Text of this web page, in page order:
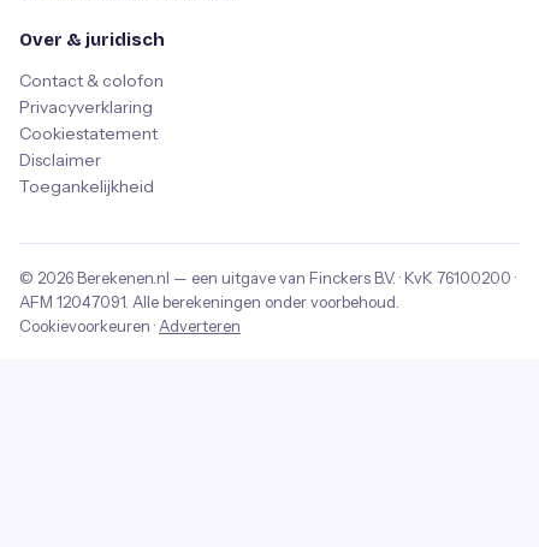
Over & juridisch
Contact & colofon
Privacyverklaring
Cookiestatement
Disclaimer
Toegankelijkheid
© 2026 Berekenen.nl — een uitgave van Finckers B.V. · KvK 76100200 ·
AFM 12047091 . Alle berekeningen onder voorbehoud.
Cookievoorkeuren · Adverteren